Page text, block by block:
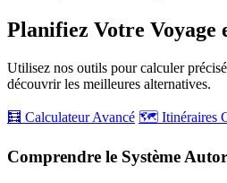
Planifiez Votre Voyage
Utilisez nos outils pour calculer
découvrir les meilleures alternatives.
🧮 Calculateur Avancé 🗺️ Itinéraires
Comprendre le Système